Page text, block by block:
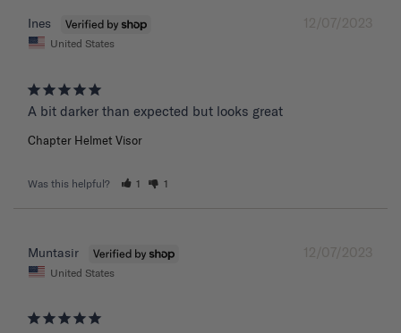
12/07/2023
Ines
United States
A bit darker than expected but looks great
Chapter Helmet Visor
Was this helpful? 1 1
12/07/2023
Muntasir
United States